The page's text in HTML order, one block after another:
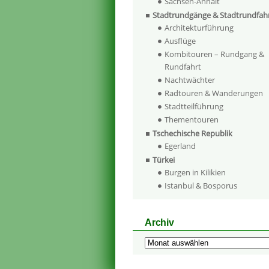
Stadtrundgänge &
Architekturführung
Ausflüge
Kombitouren – Rundgang &
Rundfahrt
Nachtwächter
Radtouren & Wanderungen
Stadtteilführung
Thementouren
Tschechische Republik
Egerland
Türkei
Burgen in Kilikien
Istanbul & Bosporus
Archiv
Archiv